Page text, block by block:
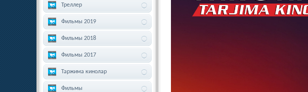
Треллер
Фильмы 2019
Фильмы 2018
Фильмы 2017
Таржима кинолар
Фильмы